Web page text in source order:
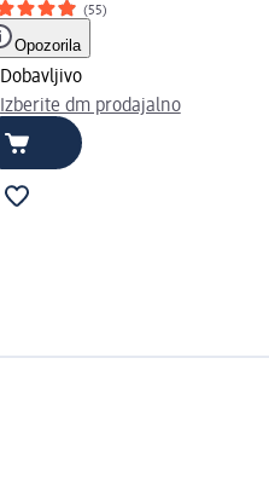
(55)
Opozorila
Dobavljivo
Izberite dm prodajalno